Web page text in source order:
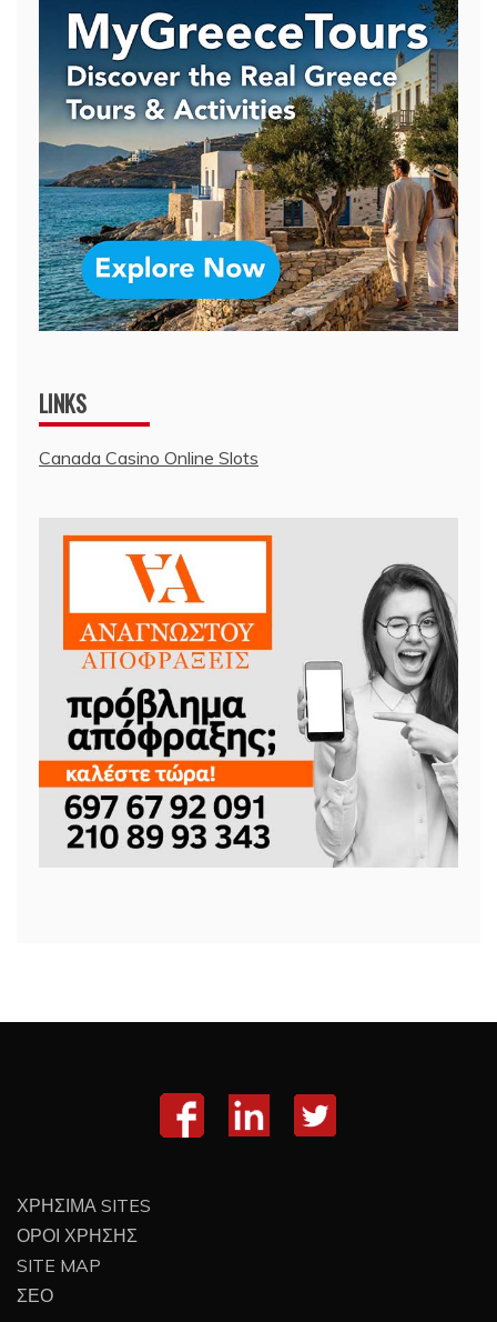
LINKS
Canada Casino Online Slots
ΧΡΗΣΙΜΑ SITES
ΟΡΟΙ ΧΡΗΣΗΣ
SITE MAP
ΣΕΟ